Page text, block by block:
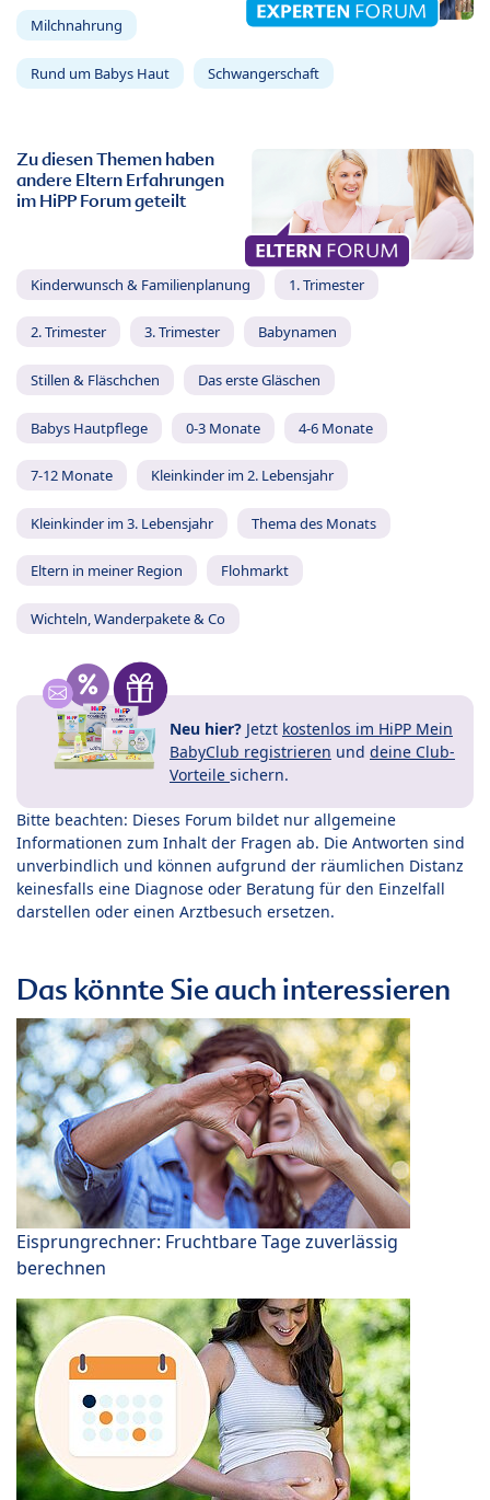
Milchnahrung
Rund um Babys Haut Schwangerschaft
Zu diesen Themen haben
andere Eltern Erfahrungen
im HiPP Forum geteilt
Kinderwunsch & Familienplanung 1. Trimester
2. Trimester 3. Trimester Babynamen
Stillen & Fläschchen Das erste Gläschen
Babys Hautpflege 0-3 Monate 4-6 Monate
7-12 Monate Kleinkinder im 2. Lebensjahr
Kleinkinder im 3. Lebensjahr Thema des Monats
Eltern in meiner Region Flohmarkt
Wichteln, Wanderpakete & Co
Neu hier? Jetzt kostenlos im HiPP Mein
BabyClub registrieren und deine Club-
Vorteile sichern.
Bitte beachten: Dieses Forum bildet nur allgemeine
Informationen zum Inhalt der Fragen ab. Die Antworten sind
unverbindlich und können aufgrund der räumlichen Distanz
keinesfalls eine Diagnose oder Beratung für den Einzelfall
darstellen oder einen Arztbesuch ersetzen.
Das könnte Sie auch interessieren
Eisprungrechner: Fruchtbare Tage zuverlässig
berechnen